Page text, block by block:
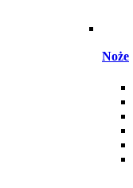
Noże